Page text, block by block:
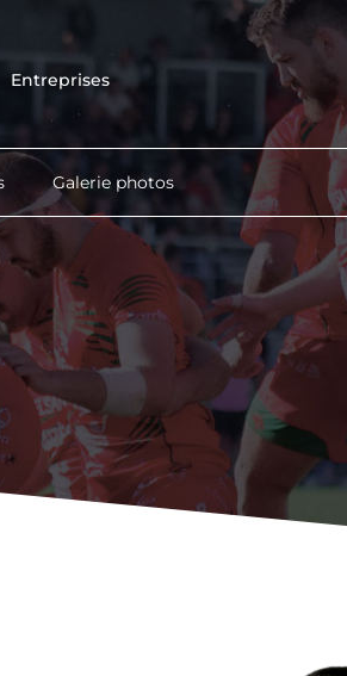
Entreprises
Galerie photos